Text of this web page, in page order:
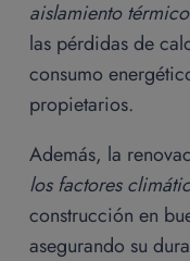
aislamiento térmico
las pérdidas de
consumo
propietarios.
Además, la
los factores
construcción en
asegurando su